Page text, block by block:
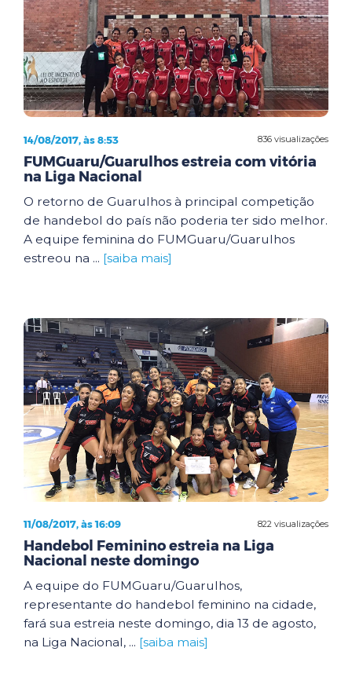
836 visualizações
14/08/2017, às 8:53
FUMGuaru/Guarulhos estreia com vitória
na Liga Nacional
O retorno de Guarulhos à principal competição
de handebol do país não poderia ter sido melhor.
A equipe feminina do FUMGuaru/Guarulhos
estreou na ... [saiba mais]
822 visualizações
11/08/2017, às 16:09
Handebol Feminino estreia na Liga
Nacional neste domingo
A equipe do FUMGuaru/Guarulhos,
representante do handebol feminino na cidade,
fará sua estreia neste domingo, dia 13 de agosto,
na Liga Nacional, ... [saiba mais]